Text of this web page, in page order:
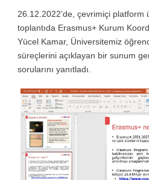
26.12.2022’de, çevrimiçi platform
toplantıda Erasmus+ Kurum
Yücel Kamar, Üniversitemiz
süreçlerini açıklayan bir sunum
sorularını yanıtladı.